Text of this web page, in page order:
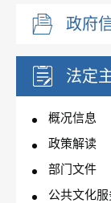
政府
法定
概况信息
政策解读
部门文件
公共文化服